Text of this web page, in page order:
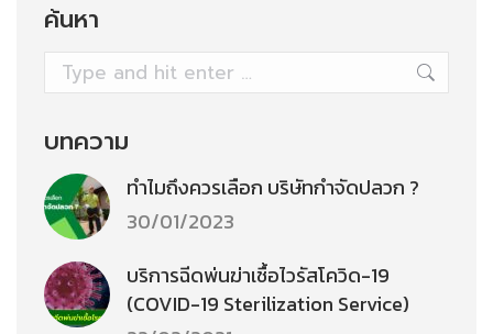
ค้นหา
บทความ
ทำไมถึงควรเลือก บริษัทกำจัดปลวก ?
30/01/2023
บริการฉีดพ่นฆ่าเชื้อไวรัสโควิด-19
(COVID-19 Sterilization Service)